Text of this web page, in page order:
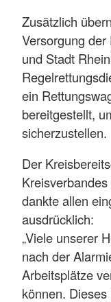
Zusätzlich
Versorgung
und Stadt
ein
bereitgestellt,
sicherzustellen.
Der
dankte allen
ausdrücklich:
„Viele unserer
nach der
Arbeitsplätze
können.